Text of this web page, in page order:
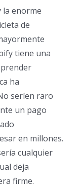
enorme
de
tiene una
ha
serí­en raro
un pago
en millones.
cualquier
deja
firme.